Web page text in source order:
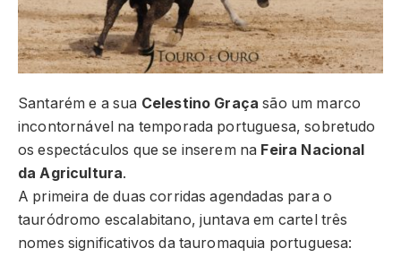
Santarém e a sua Celestino Graçasão um marco
incontornável na temporada portuguesa, sobretudo
os espectáculos que se inserem na Feira Nacional
da Agricultura.
A primeira de duas corridas agendadas para o
tauródromo escalabitano, juntava em cartel três
nomes significativos da tauromaquia portuguesa: